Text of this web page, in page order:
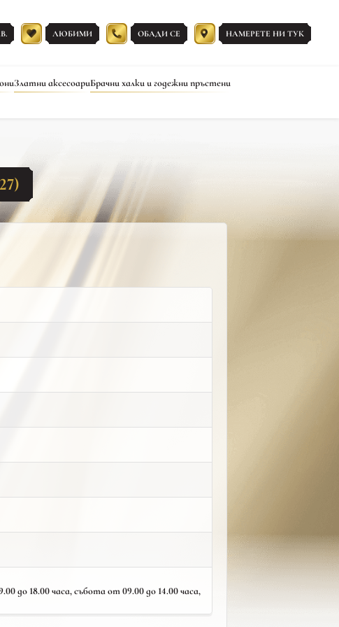
ЛЮБИМИ ОБАДИ СЕ НАМЕРЕТЕ НИ ТУК
Златни аксесоариБрачни халки и годежни пръстени
до 18.00 часа, събота от 09.00 до 14.00 часа,